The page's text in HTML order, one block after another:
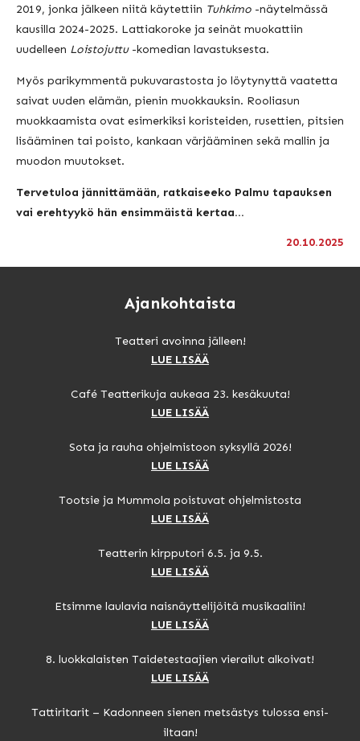
Ajankohtaista
Teatteri avoinna jälleen!
LUE LISÄÄ
Café Teatterikuja aukeaa 23. kesäkuuta!
LUE LISÄÄ
Sota ja rauha ohjelmistoon syksyllä 2026!
LUE LISÄÄ
Tootsie ja Mummola poistuvat ohjelmistosta
LUE LISÄÄ
Teatterin kirpputori 6.5. ja 9.5.
LUE LISÄÄ
Etsimme laulavia naisnäyttelijöitä musikaaliin!
LUE LISÄÄ
8. luokkalaisten Taidetestaajien vierailut alkoivat!
LUE LISÄÄ
Tattiritarit – Kadonneen sienen metsästys tulossa ensi-
iltaan!
2019, jonka jälkeen niitä käytettiin Tuhkimo -näytelmässä
kausilla 2024-2025. Lattiakoroke ja seinät muokattiin
uudelleen Loistojuttu-komedian lavastuksesta.
Myös parikymmentä pukuvarastosta jo löytynyttä vaatetta
saivat uuden elämän, pienin muokkauksin. Rooliasun
muokkaamista ovat esimerkiksi koristeiden, rusettien, pitsien
lisääminen tai poisto, kankaan värjääminen sekä mallin ja
muodon muutokset.
Tervetuloa jännittämään, ratkaiseeko Palmu tapauksen
vai erehtyykö hän ensimmäistä kertaa…
20.10.2025